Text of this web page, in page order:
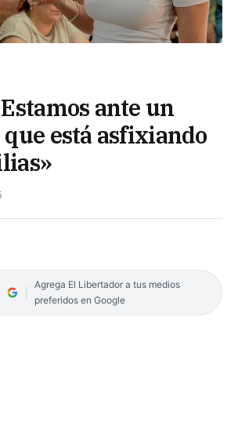
ante un
está asfixiando
Agrega El Libertador a tus medios
preferidos en Google